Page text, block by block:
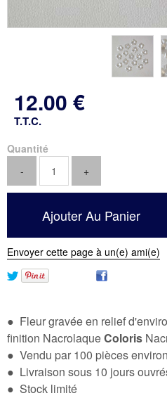
12.00 €
T.T.C.
Quantité
Envoyer cette page à un(e) ami(e)
● Fleur gravée en relief
finition NacrolaqueColoris
● Vendu par 100 pièces
● Livraison sous 10 jours
● Stock limité